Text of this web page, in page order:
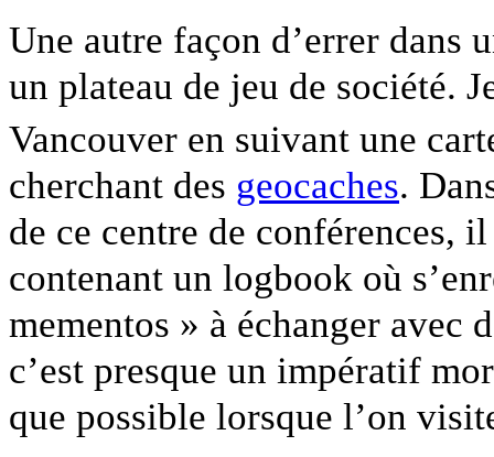
Une autre façon d’errer dans
un plateau de jeu de société.
Vancouver en suivant une
cherchant des geocaches.
de ce centre de conférences,
contenant un logbook où
mementos » à échanger avec
c’est presque un impératif
que possible lorsque l’on